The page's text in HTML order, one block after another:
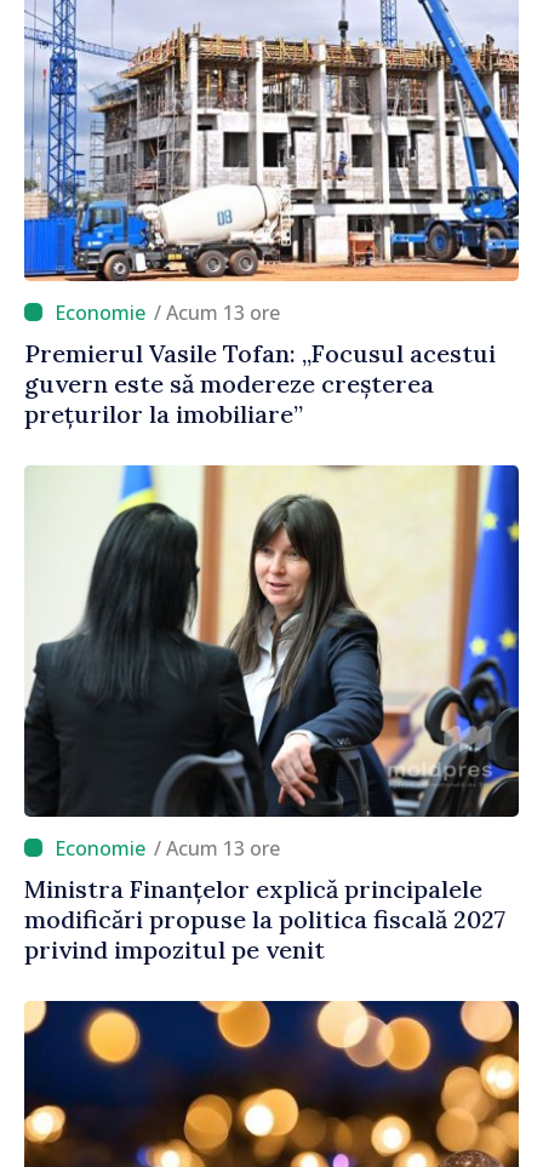
/ Acum 13 ore
Premierul Vasile Tofan: „Focusul acestui
guvern este să modereze creșterea
prețurilor la imobiliare”
/ Acum 13 ore
Ministra Finanțelor explică principalele
modificări propuse la politica fiscală 2027
privind impozitul pe venit